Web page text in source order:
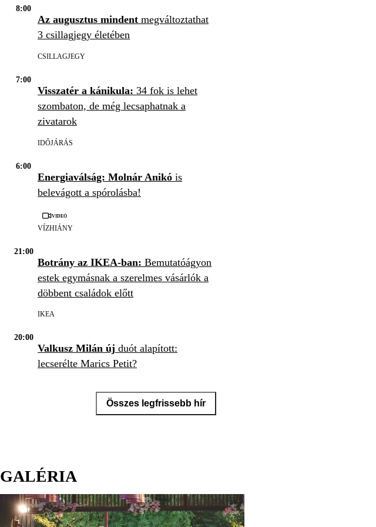
8:00
Az augusztus mindent megváltoztathat
3 csillagjegy életében
CSILLAGJEGY
7:00
Visszatér a kánikula: 34 fok is lehet
szombaton, de még lecsaphatnak a
zivatarok
IDŐJÁRÁS
6:00
Energiaválság: Molnár Anikó is
belevágott a spórolásba!
Videó
VÍZHIÁNY
21:00
Botrány az IKEA-ban: Bemutatóágyon
estek egymásnak a szerelmes vásárlók a
döbbent családok előtt
IKEA
20:00
Valkusz Milán új duót alapított:
lecserélte Marics Petit?
Összes legfrissebb hír
GALÉRIA